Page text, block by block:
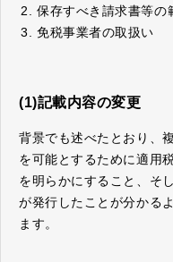
保存すべき請求書等の
免税事業者の取扱い
(1)記載内容の変更
背景でも述べたとおり、
を可能とするために適用
を明らかにすること、そ
が発行したことが分かる
ます。